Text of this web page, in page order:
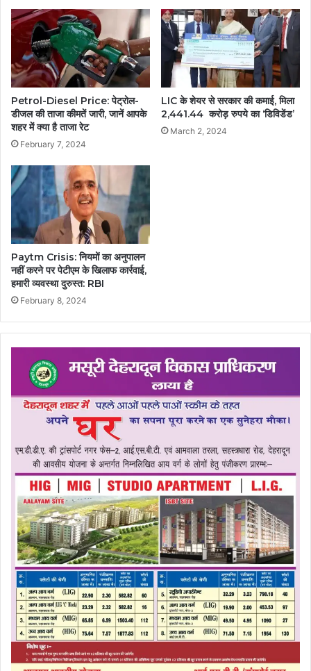
Petrol-Diesel Price: पेट्रोल-
डीजल की ताजा कीमतें जारी, जानें आपके
शहर में क्या है ताजा रेट
February 7, 2024
LIC के शेयर से सरकार की कमाई, मिला
2,441.44 करोड़ रुपये का ‘डिविडेंड’
March 2, 2024
Paytm Crisis: नियमों का अनुपालन
नहीं करने पर पेटीएम के खिलाफ कार्रवाई,
हमारी व्यवस्था दुरुस्त: RBI
February 8, 2024